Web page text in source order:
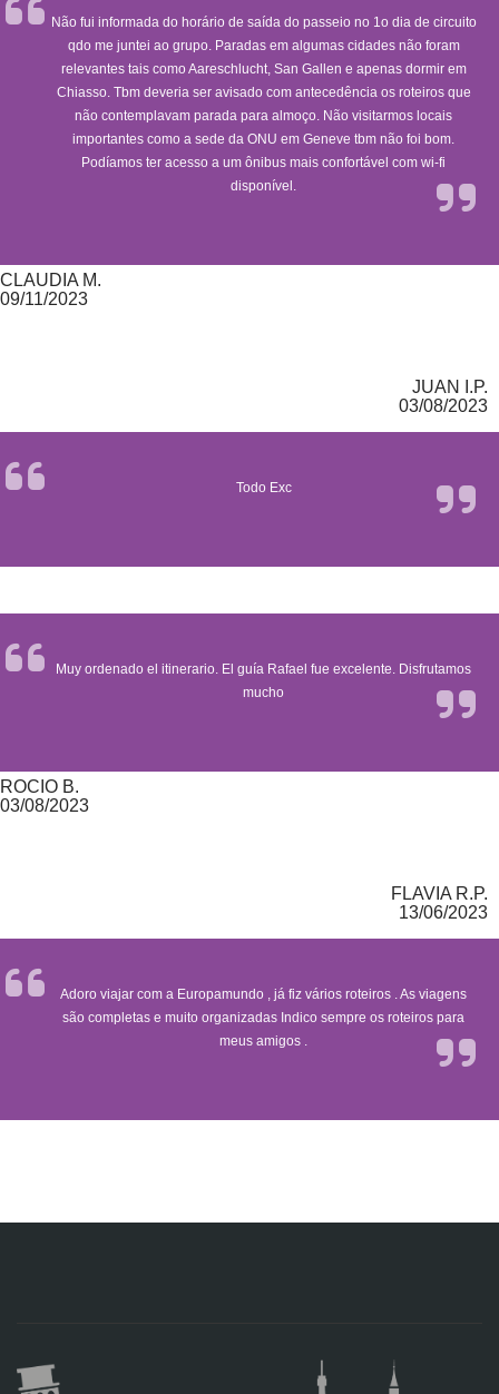
Não fui informada do horário de saída do passeio no 1o dia de circuito
qdo me juntei ao grupo. Paradas em algumas cidades não foram
relevantes tais como Aareschlucht, San Gallen e apenas dormir em
Chiasso. Tbm deveria ser avisado com antecedência os roteiros que
não contemplavam parada para almoço. Não visitarmos locais
importantes como a sede da ONU em Geneve tbm não foi bom.
Podíamos ter acesso a um ônibus mais confortável com wi-fi
disponível.
CLAUDIA M.
09/11/2023
JUAN I.P.
03/08/2023
Todo Exc
Muy ordenado el itinerario. El guía Rafael fue excelente. Disfrutamos
mucho
ROCIO B.
03/08/2023
FLAVIA R.P.
13/06/2023
Adoro viajar com a Europamundo , já fiz vários roteiros . As viagens
são completas e muito organizadas Indico sempre os roteiros para
meus amigos .